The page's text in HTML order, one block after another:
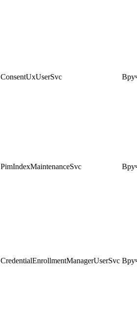
ConsentUxUserSvc
PimIndexMaintenanceSvc
CredentialEnrollmentManagerUserSvc